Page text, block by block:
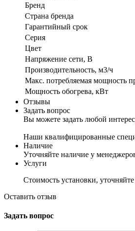
Бренд
Страна бренда
Гарантийный срок
Серия
Цвет
Напряжение сети, В
Производительность, м3/ч
Макс. потребляемая мощность
Мощность обогрева, кВт
Отзывы
Задать вопрос
Вы можете задать любой
Наши квалифицированные
Наличие
Уточняйте наличие у
Услуги
Стоимость установки,
Оставить отзыв
Задать вопрос